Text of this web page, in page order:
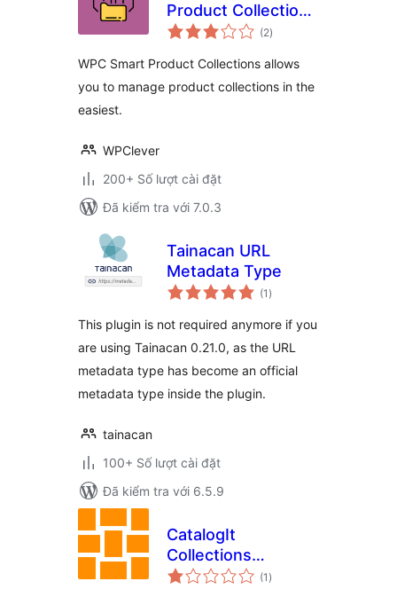
Product Collections
for WooCommerce
(2tổng
đánh
)
WPC Smart Product Collections allows
you to manage product collections in the
easiest.
WPClever
200+ Số lượt cài đặt
Đã kiểm tra với 7.0.3
Tainacan URL
Metadata Type
(1 tổng
đánh
)
This plugin is not required anymore if you
are using Tainacan 0.21.0, as the URL
metadata type has become an official
metadata type inside the plugin.
tainacan
100+ Số lượt cài đặt
Đã kiểm tra với 6.5.9
CatalogIt
Collections
Publisher
(1 tổng
đánh
)